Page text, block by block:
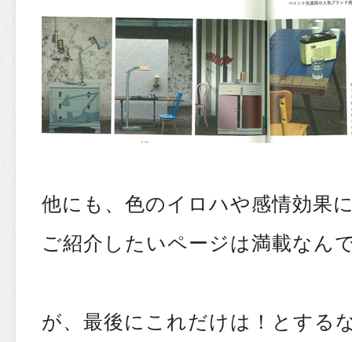
他にも、色のイロハや感情効果
ご紹介したいページは満載なん
が、最後にこれだけは！とする